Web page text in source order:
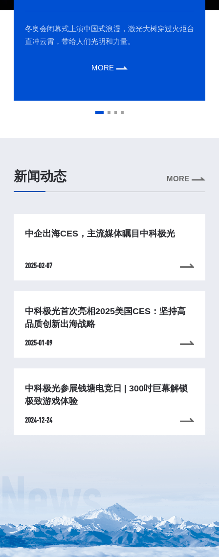
冬奥会闭幕式上演中国式浪漫，激光大树穿过火炬台
直冲云霄，带给人们光明和力量。
MORE
新闻动态 MORE
中企出海CES，主流媒体瞩目中科极光
2025-02-07
中科极光首次亮相2025美国CES：坚持高
品质创新出海战略
2025-01-09
中科极光参展钱塘电竞日 | 300吋巨幕解锁
极致游戏体验
2024-12-24